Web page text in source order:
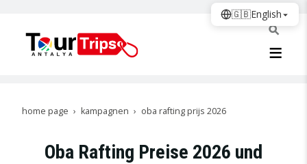
home page kampagnen oba rafting prijs 2026
Oba Rafting Preise 2026 und
🇬🇧English